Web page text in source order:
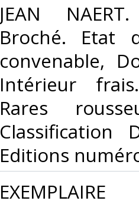
‎JEAN
Broché. Etat
convenable,
Intérieur
Rares
Classification
Editions